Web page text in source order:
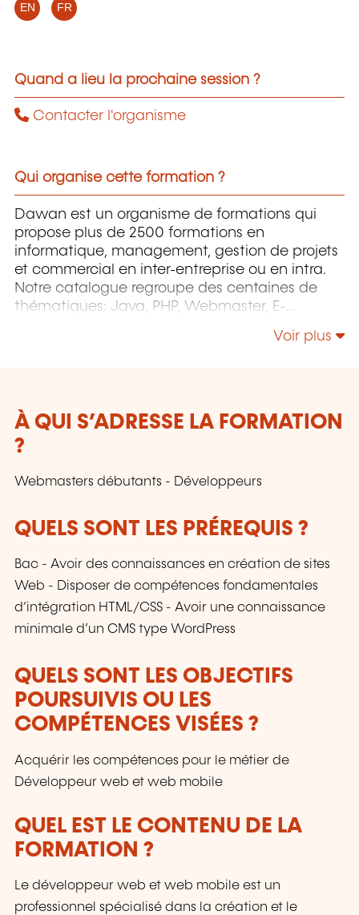
EN FR
Quand a lieu la prochaine session ?
Contacter l'organisme
Qui organise cette formation ?
Dawan est un organisme de formations qui
propose plus de 2500 formations en
informatique, management, gestion de projets
et commercial en inter-entreprise ou en intra.
Notre catalogue regroupe des centaines de
thématiques: Java, PHP, Webmaster, E-
Autocad, Photoshop, l'intelligence artificielle,
Voir plus
À QUI S’ADRESSE LA FORMATION
?
Webmasters débutants - Développeurs
QUELS SONT LES PRÉREQUIS ?
Bac - Avoir des connaissances en création de sites
Web - Disposer de compétences fondamentales
d’intégration HTML/CSS - Avoir une connaissance
minimale d’un CMS type WordPress
QUELS SONT LES OBJECTIFS
POURSUIVIS OU LES
COMPÉTENCES VISÉES ?
Acquérir les compétences pour le métier de
Développeur web et web mobile
QUEL EST LE CONTENU DE LA
FORMATION ?
Le développeur web et web mobile est un
professionnel spécialisé dans la création et le